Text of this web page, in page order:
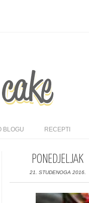
BLOGU RECEPTI
PONEDJELJAK
21. STUDENOGA 2016.